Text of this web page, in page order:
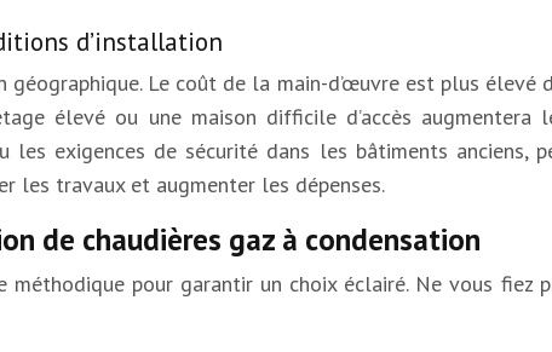
d’installation
Le coût de la main-d’œuvre est plus élevé
élevé ou une maison difficile d’accès
les exigences de sécurité dans les bâtiments
les travaux et augmenter les dépenses.
de chaudières gaz à condensation
pour garantir un choix éclairé. Ne vous fiez